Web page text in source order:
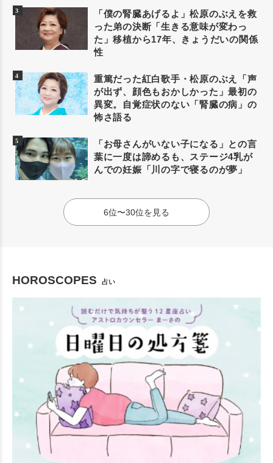
「僕の腎臓あげるよ」松原のぶえを救
った弟の決断「生きる意味が変わっ
た」移植から17年、きょうだいの関係
性
重篤だった紅白歌手・松原のぶえ「声
が出ず、顔色もおかしかった」最初の
異変。自覚症状のない「腎臓の病」の
怖さ語る
「お母さんがいない子になる」との言
葉に一度は諦めるも、ステージ4乳が
んでの妊娠「川の字で寝るのが夢」
6位〜30位を見る
HOROSCOPES 占い